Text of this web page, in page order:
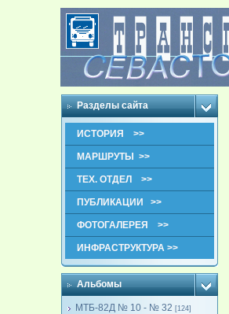
Разделы сайта
ИСТОРИЯ >>
МАРШРУТЫ >>
ТЕХ. ОТДЕЛ >>
ПУБЛИКАЦИИ >>
ФОТОГАЛЕРЕЯ >>
ИНФРАСТРУКТУРА >>
Альбомы
МТБ-82Д № 10 - № 32 [124]